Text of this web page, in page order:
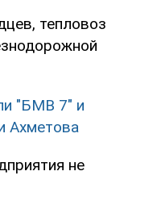
тепловоз
"БМВ 7" и
Ахметова
не